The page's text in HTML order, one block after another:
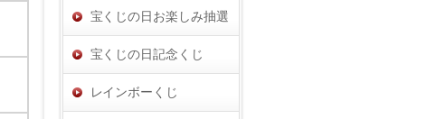
宝くじの日お楽しみ抽選
宝くじの日記念くじ
レインボーくじ